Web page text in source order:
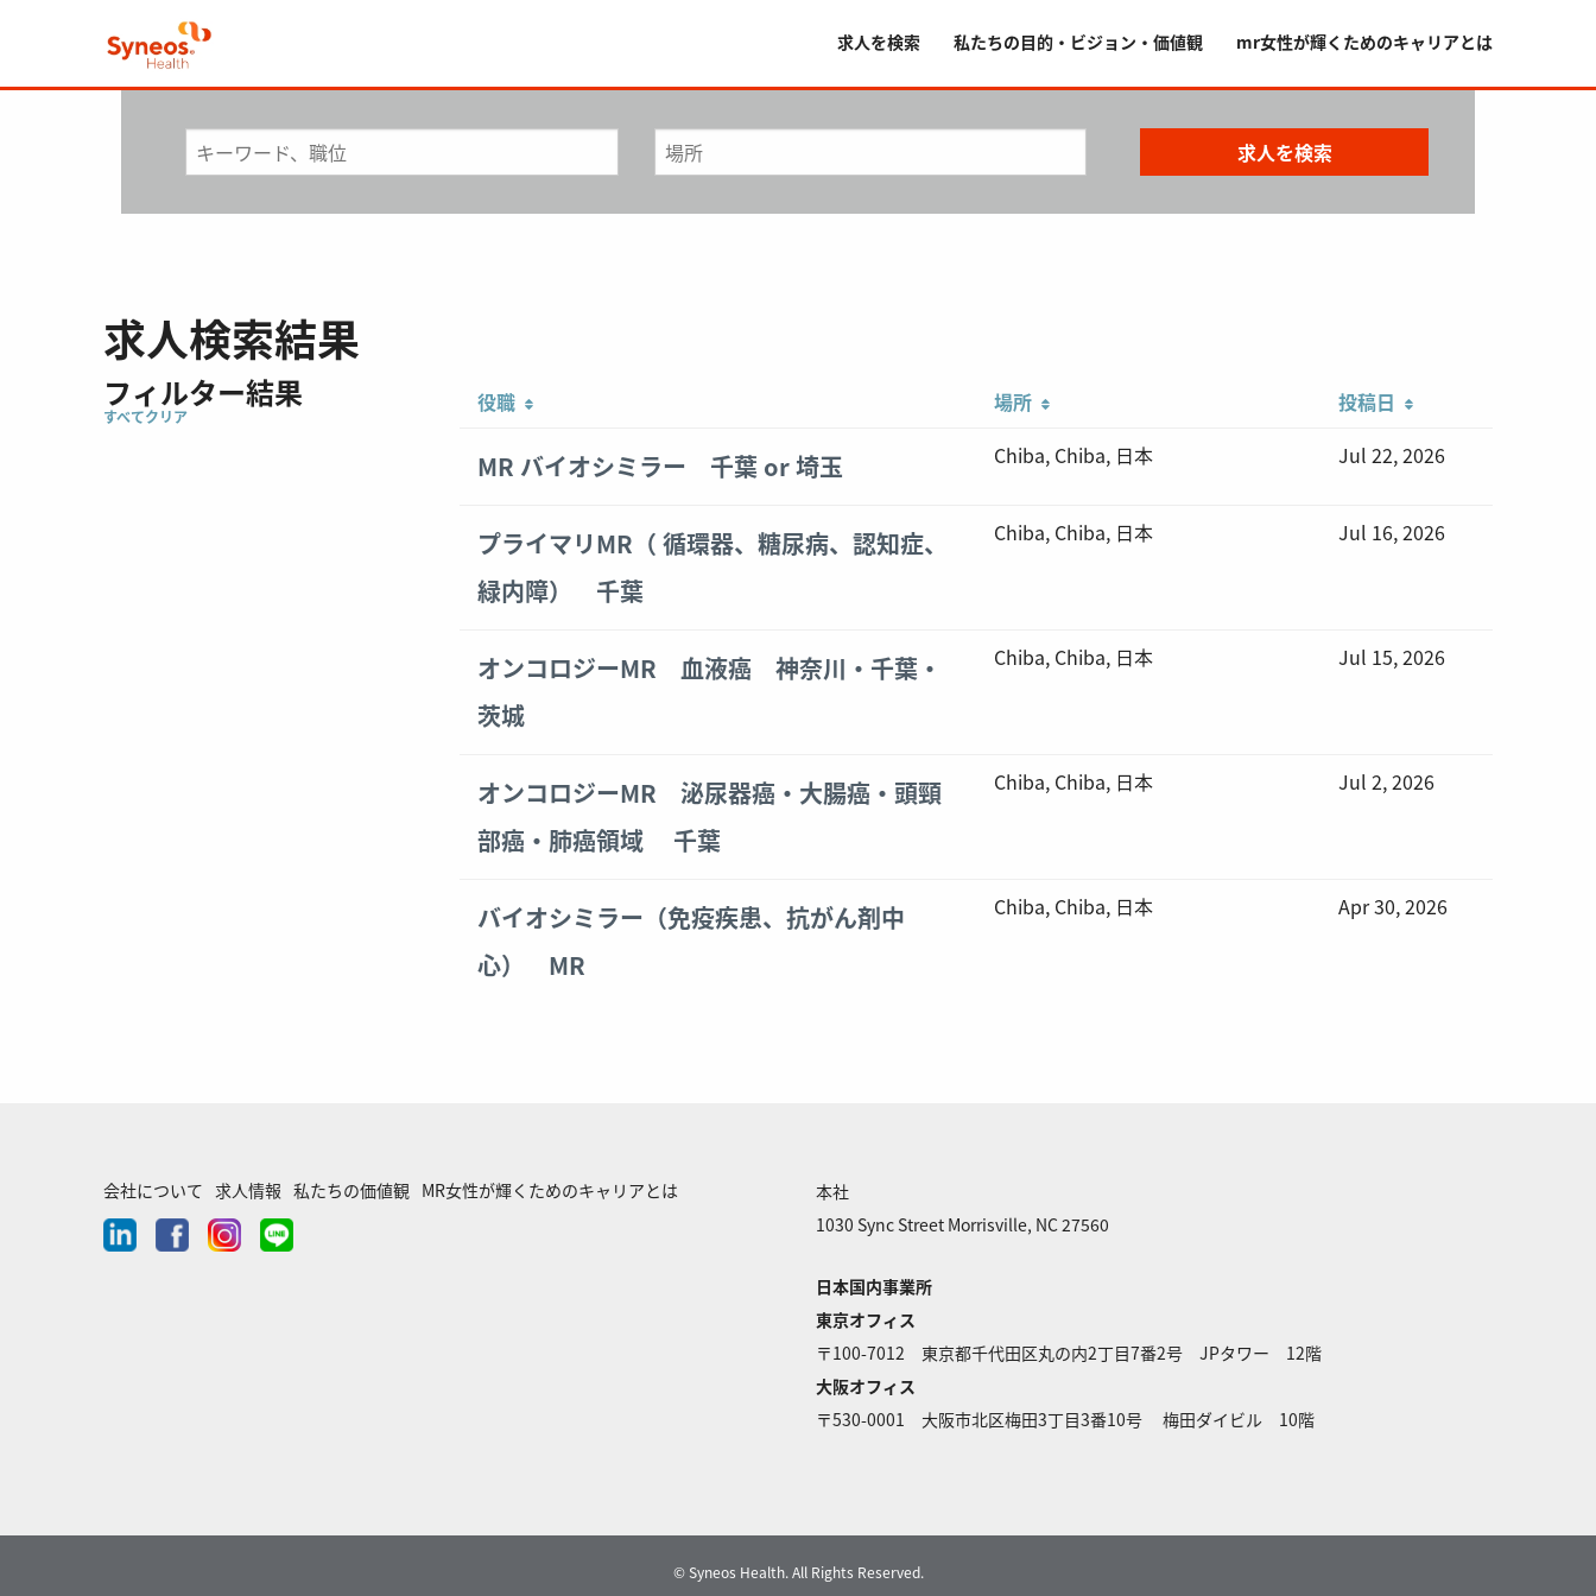
求人を検索 私たちの目的・ビジョン・価値観 mr女性が輝くためのキャリアとは
求人検索結果
フィルター結果
すべてクリア
Showing
results
役職 場所 投稿日
MR バイオシミラー 千葉 or 埼玉 Chiba, Chiba, 日本 Jul 22, 2026
プライマリMR（ 循環器、糖尿病、認知症、
緑内障） 千葉
Chiba, Chiba, 日本 Jul 16, 2026
オンコロジーMR 血液癌 神奈川・千葉・
茨城
Chiba, Chiba, 日本 Jul 15, 2026
オンコロジーMR 泌尿器癌・大腸癌・頭頸
部癌・肺癌領域 千葉
Chiba, Chiba, 日本 Jul 2, 2026
バイオシミラー（免疫疾患、抗がん剤中
心） MR
Chiba, Chiba, 日本 Apr 30, 2026
会社について 求人情報 私たちの価値観 MR女性が輝くためのキャリアとは
linkedinfacebookinstagram
line-
本社
1030 Sync Street Morrisville, NC 27560
日本国内事業所
東京オフィス
〒100-7012 東京都千代田区丸の内2丁目7番2号 JPタワー 12階
大阪オフィス
〒530-0001 大阪市北区梅田3丁目3番10号 梅田ダイビル 10階
© Syneos Health. All Rights Reserved.